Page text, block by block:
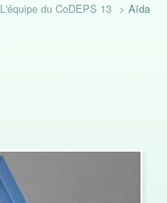
L'équipe du CoDEPS 13
Aïda